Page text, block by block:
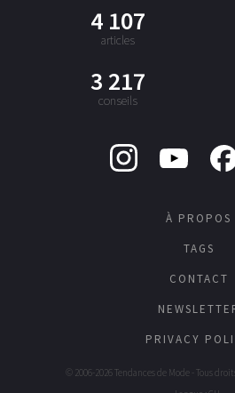
4 107
articles
3 217
conseils
À PROPOS
TAGS
CONTACT
PRIVACY
© 2006-2026 Tendances de Mode - Tous